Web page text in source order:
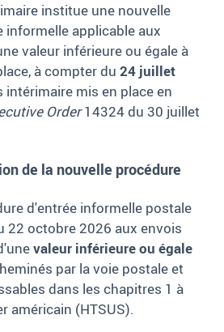
institue une nouvelle
informelle applicable aux
valeur inférieure ou égale à
à compter du 24 juillet
intérimaire mis en place en
Order14324 du 30 juillet
de la nouvelle procédure
d'entrée informelle postale
22 octobre 2026 aux envois
valeur inférieure ou égale
par la voie postale et
dans les chapitres 1 à
américain (HTSUS).